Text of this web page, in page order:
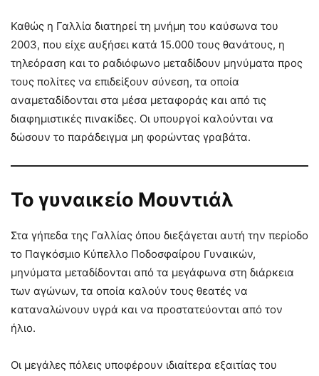
Καθώς η Γαλλία διατηρεί τη μνήμη του καύσωνα του
2003, που είχε αυξήσει κατά 15.000 τους θανάτους, η
τηλεόραση και το ραδιόφωνο μεταδίδουν μηνύματα προς
τους πολίτες να επιδείξουν σύνεση, τα οποία
αναμεταδίδονται στα μέσα μεταφοράς και από τις
διαφημιστικές πινακίδες. Οι υπουργοί καλούνται να
δώσουν το παράδειγμα μη φορώντας γραβάτα.
Το γυναικείο Μουντιάλ
Στα γήπεδα της Γαλλίας όπου διεξάγεται αυτή την περίοδο
το Παγκόσμιο Κύπελλο Ποδοσφαίρου Γυναικών,
μηνύματα μεταδίδονται από τα μεγάφωνα στη διάρκεια
των αγώνων, τα οποία καλούν τους θεατές να
καταναλώνουν υγρά και να προστατεύονται από τον
ήλιο.
Οι μεγάλες πόλεις υποφέρουν ιδιαίτερα εξαιτίας του